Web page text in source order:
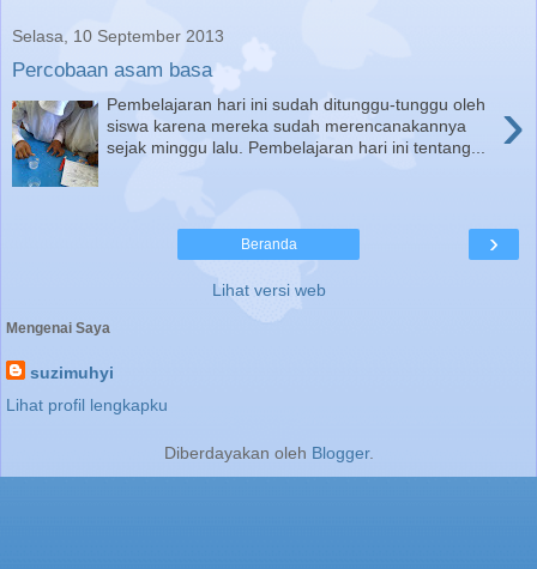
Selasa, 10 September 2013
Percobaan asam basa
›
Pembelajaran hari ini sudah ditunggu-tunggu oleh
siswa karena mereka sudah merencanakannya
sejak minggu lalu. Pembelajaran hari ini tentang...
›
Beranda
Lihat versi web
Mengenai Saya
suzimuhyi
Lihat profil lengkapku
Diberdayakan oleh Blogger.